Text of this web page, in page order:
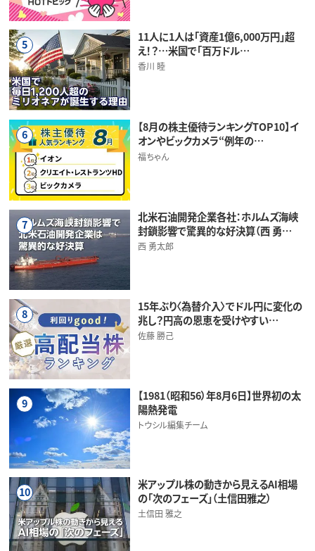
5
11人に1人は「資産1億6,000万円」超
え！？…米国で「百万ドル…
香川 睦
6
【8月の株主優待ランキングTOP10】イ
オンやビックカメラ“例年の…
福ちゃん
7
北米石油開発企業各社：ホルムズ海峡
封鎖影響で驚異的な好決算（西 勇…
西 勇太郎
8
15年ぶり〈為替介入〉でドル円に変化の
兆し？円高の恩恵を受けやすい…
佐藤 勝己
9
【1981（昭和56）年8月6日】世界初の太
陽熱発電
トウシル編集チーム
10
米アップル株の動きから見えるAI相場
の「次のフェーズ」（土信田雅之）
土信田 雅之